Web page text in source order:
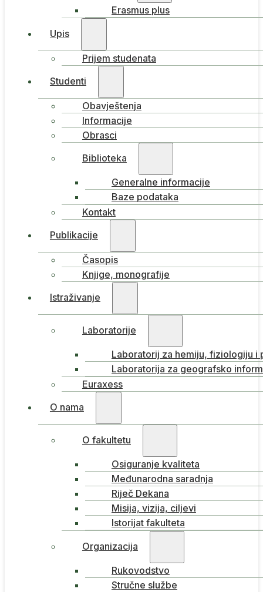
Erasmus plus
Upis
Prijem studenata
Studenti
Obavještenja
Informacije
Obrasci
Biblioteka
Generalne informacije
Baze podataka
Kontakt
Publikacije
Časopis
Knjige, monografije
Istraživanje
Laboratorije
Laboratorij za hemiju, fiziologiju i
Laboratorija za geografsko
Euraxess
O nama
O fakultetu
Osiguranje kvaliteta
Međunarodna saradnja
Riječ Dekana
Misija, vizija, ciljevi
Istorijat fakulteta
Organizacija
Rukovodstvo
Stručne službe